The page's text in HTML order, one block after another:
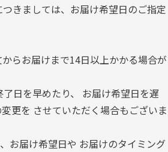
きましては、お届け希望日のご指定
らお届けまで14日以上かかる場合が
日を早めたり、 お届け希望日を遅
更を させていただく場合もございま
お届け希望日や お届けのタイミング